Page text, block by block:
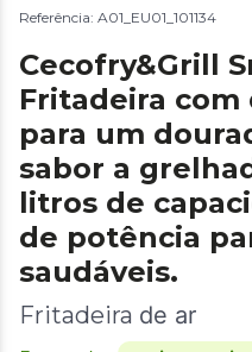
Referência: A01_EU01_101134
Cecofry&Grill
Fritadeira
para um
sabor a
litros de
de potência
saudáveis.
Fritadeira de ar